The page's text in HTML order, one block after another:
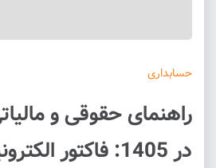
حسابداری
راهنمای حقوقی و
در 1405: فاکتور